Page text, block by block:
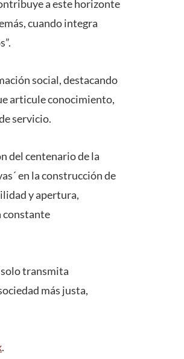
a este horizonte
cuando integra
social, destacando
articule conocimiento,
servicio.
del centenario de la
en la construcción de
y apertura,
constante
solo transmita
más justa,
.